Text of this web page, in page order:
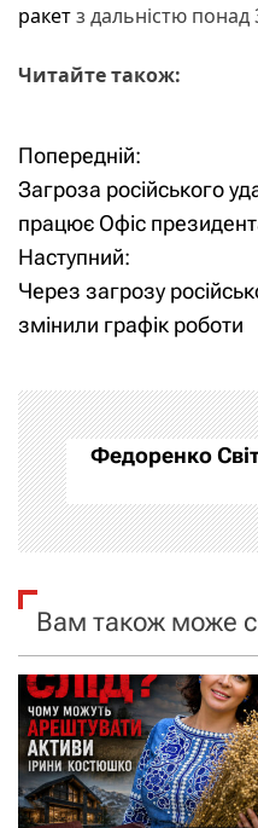
ракетз дальністю понад
Читайте також:
Н
а
в
і
а
ц
і
а
п
и
Попередній:
Загроза російського
працює Офіс
Наступний:
Через загрозу
змінили графік роботи
Федоренко
Вам також може